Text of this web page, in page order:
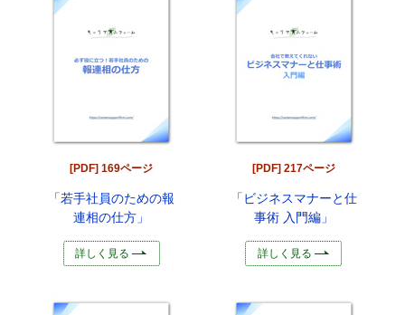
[PDF] 169ページ
「若手社員のための報
連相の仕方」
詳しく見る
[PDF] 217ページ
「ビジネスマナーと仕
事術 入門編」
詳しく見る